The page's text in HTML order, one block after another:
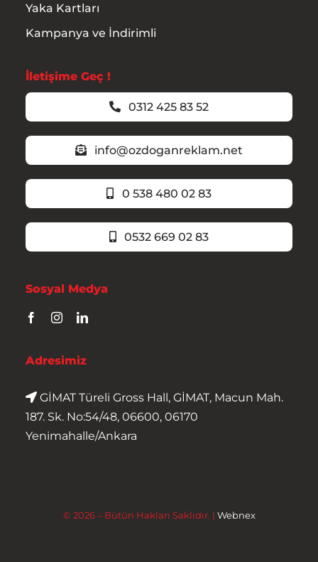
Yaka Kartları
Kampanya ve İndirimli
İletişime Geç !
0312 425 83 52
info@ozdoganreklam.net
0 538 480 02 83
0532 669 02 83
Sosyal Medya
Adresimiz
GİMAT Türeli Gross Hall, GİMAT, Macun Mah.
187. Sk. No:54/48, 06600, 06170
Yenimahalle/Ankara
© 2026 – Bütün Hakları Saklıdır. | Webnex